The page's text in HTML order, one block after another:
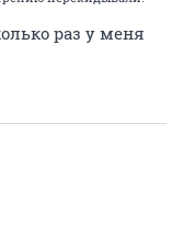
раз у меня